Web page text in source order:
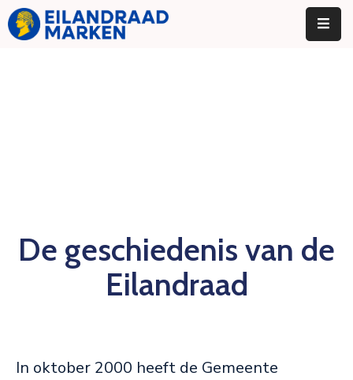
De geschiedenis van de
Eilandraad
In oktober 2000 heeft de Gemeente